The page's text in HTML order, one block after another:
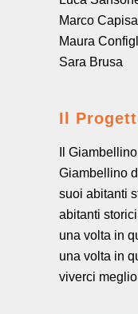
Marco
Maura
Sara Brusa
Il
Il
Giambellino
suoi abitanti
abitanti
una volta in
una volta in
viverci